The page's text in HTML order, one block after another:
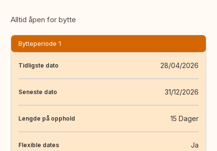
Alltid åpen for bytte
Bytteperiode 1
Tidligste dato 28/04/2026
Seneste dato 31/12/2026
Lengde på opphold 15 Dager
Flexible dates Ja